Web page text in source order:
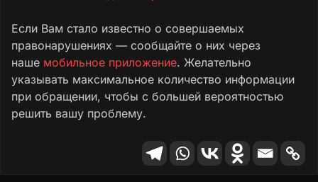
Если Вам стало известно о совершаемых
правонарушениях — сообщайте о них через
наше мобильное приложение. Желательно
указывать максимальное количество информации
при обращении, чтобы с большей вероятностью
решить вашу проблему.